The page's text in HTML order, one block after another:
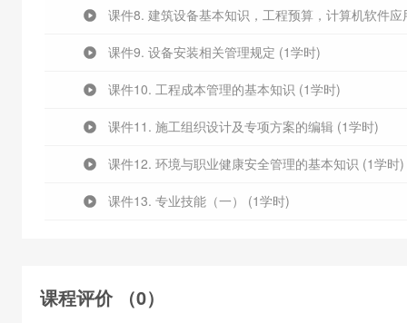
课件8. 建筑设备基本知识，工程预算，计算机软件
课件9. 设备安装相关管理规定 (1学时)
课件10. 工程成本管理的基本知识 (1学时)
课件11. 施工组织设计及专项方案的编辑 (1学时)
课件12. 环境与职业健康安全管理的基本知识 (1学时)
课件13. 专业技能（一） (1学时)
课件16. 专业技能（四） (1学时)
课程评价 （0）